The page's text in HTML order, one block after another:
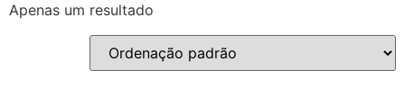
Apenas um resultado